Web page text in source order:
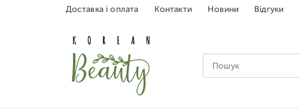
Доставка і оплата Контакти Новини Відгуки